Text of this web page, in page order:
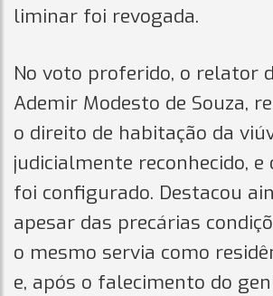
liminar foi revogada.
No voto proferido, o relator
Ademir Modesto de Souza,
o direito de habitação da
judicialmente reconhecido,
foi configurado. Destacou
apesar das precárias
o mesmo servia como
e, após o falecimento do